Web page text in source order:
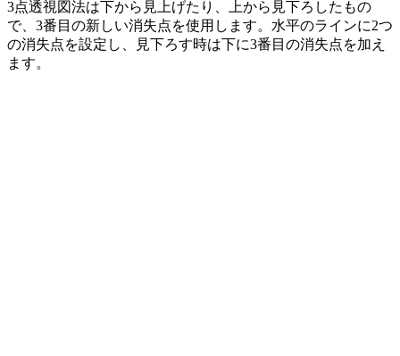
3点透視図法は下から見上げたり、上から見下ろしたもの
で、3番目の新しい消失点を使用します。水平のラインに2つ
の消失点を設定し、見下ろす時は下に3番目の消失点を加え
ます。